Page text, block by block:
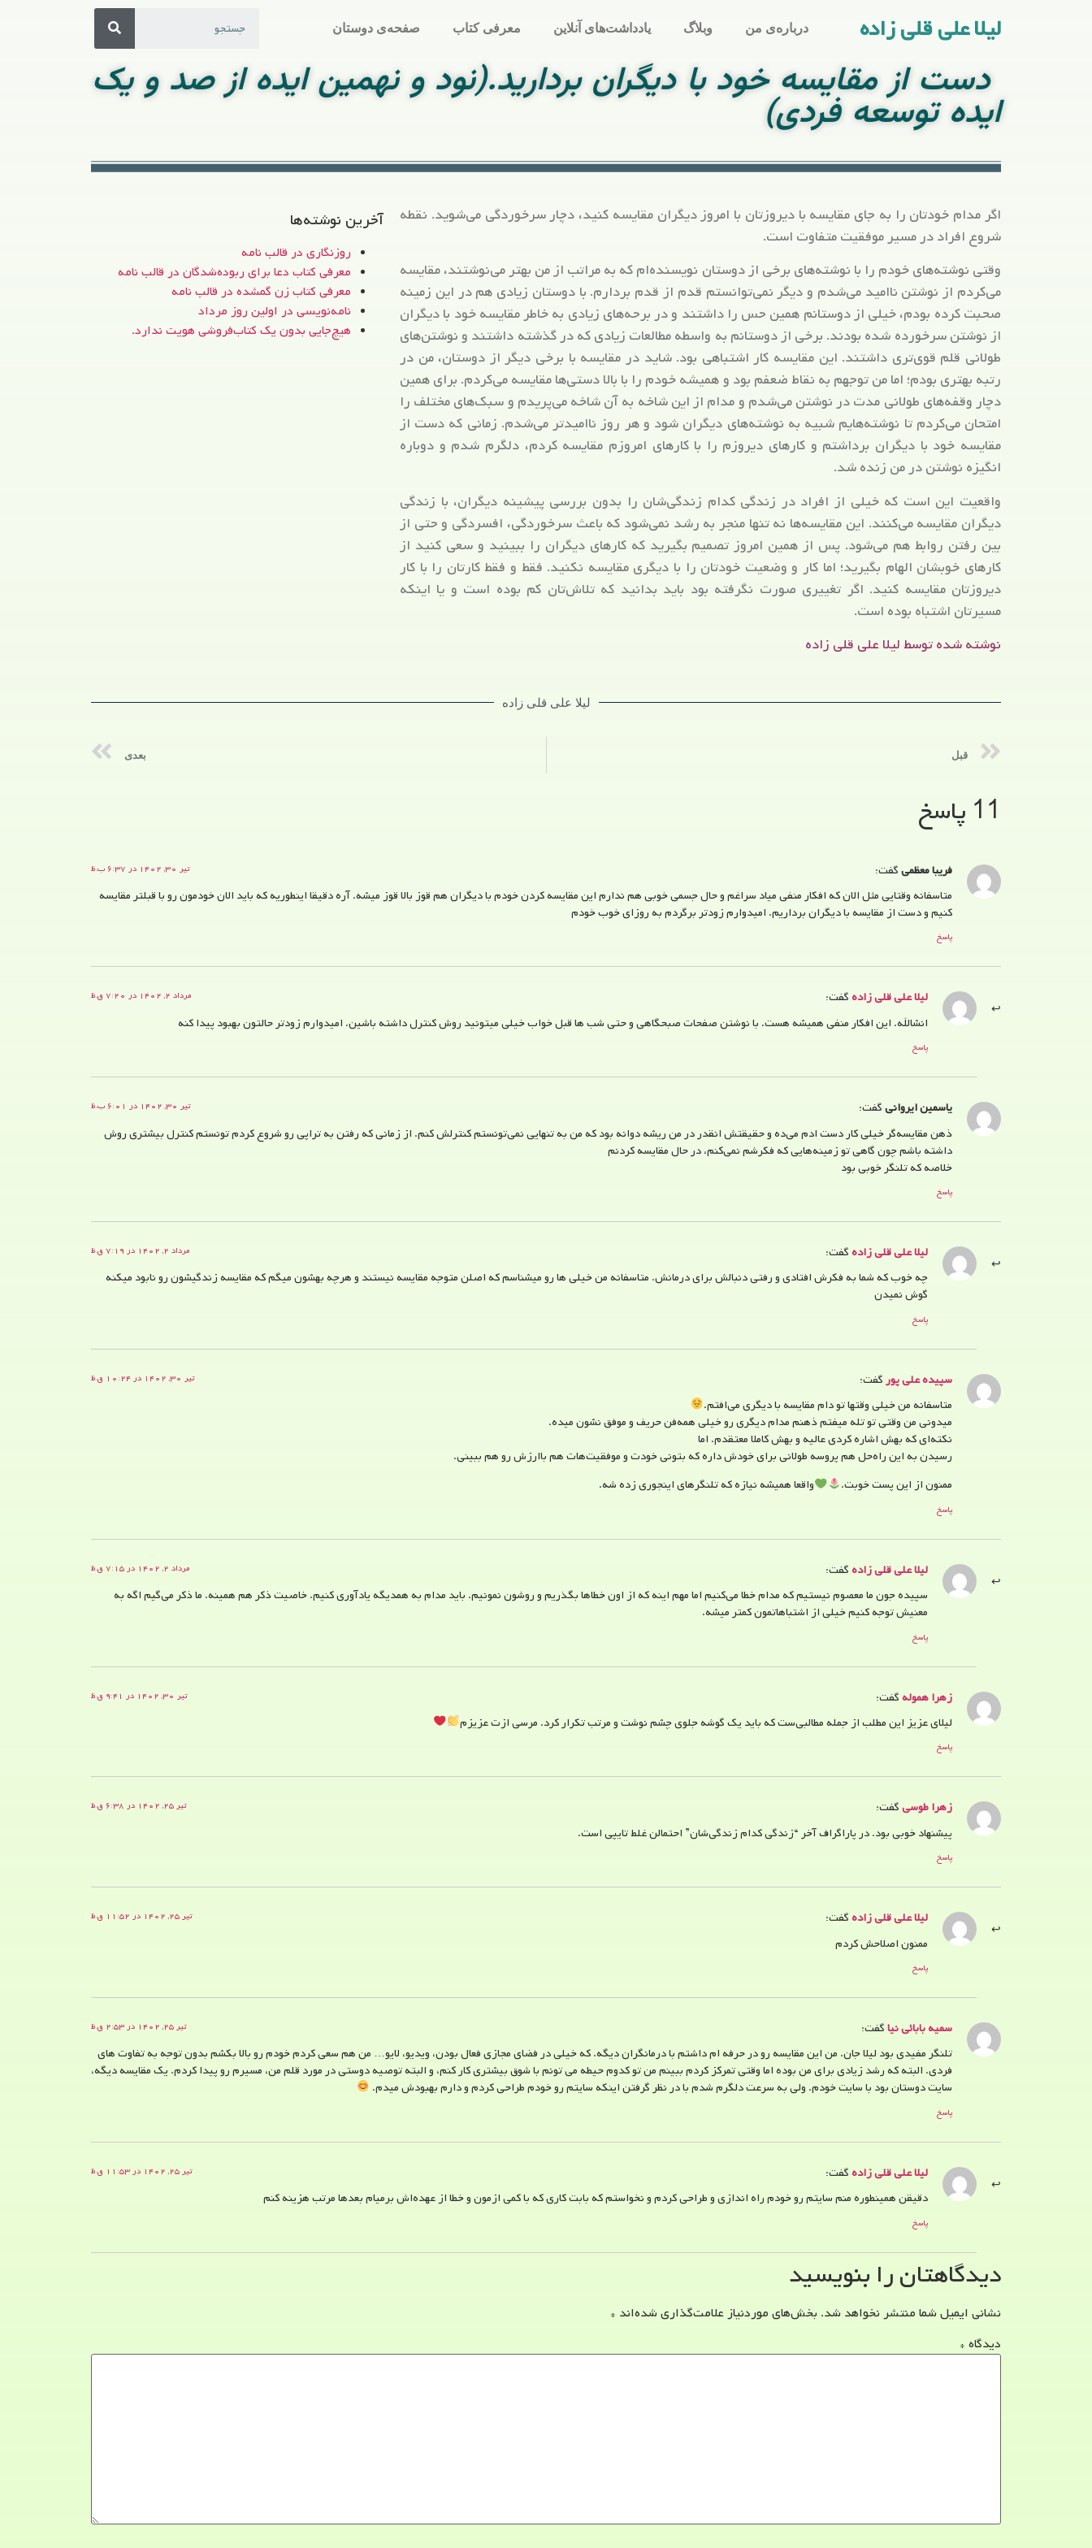
لیلا علی قلی زاده درباره‌ی من وبلاگ یادداشت‌های آنلاین معرفی کتاب صفحه‌ی دوستان
دست از مقایسه خود با دیگران بردارید.(نود و نهمین ایده از صد و یک
ایده توسعه فردی)
اگر مدام خودتان را به جای مقایسه با دیروزتان با امروز دیگران مقایسه کنید، دچار سرخوردگی می‌شوید. نقطه
شروع افراد در مسیر موفقیت متفاوت است.
وقتی نوشته‌های خودم را با نوشته‌های برخی از دوستان نویسنده‌ام که به مراتب از من بهتر می‌نوشتند، مقایسه
می‌کردم از نوشتن نا‌امید می‌شدم و دیگر نمی‌توانستم قدم از قدم بردارم. با دوستان زیادی هم در این زمینه
صحبت کرده بودم، خیلی از دوستانم همین حس را داشتند و در برحه‌های زیادی به خاطر مقایسه خود با دیگران
از نوشتن سرخورده شده بودند. برخی از دوستانم به واسطه مطالعات زیادی که در گذشته داشتند و نوشتن‌های
طولانی قلم قوی‌تری داشتند. این مقایسه کار اشتباهی بود. شاید در مقایسه با برخی دیگر از دوستان، من در
رتبه بهتری بودم؛ اما من توجهم به نقاط ضعفم بود و همیشه خودم را با بالا دستی‌ها مقایسه می‌کردم. برای همین
دچار وقفه‌های طولانی مدت در نوشتن می‌شدم و مدام از این شاخه به آن شاخه می‌پریدم و سبک‌های مختلف را
امتحان می‌کردم تا نوشته‌هایم شبیه به نوشته‌های دیگران شود و هر روز ناامیدتر می‌شدم. زمانی که دست از
مقایسه خود با دیگران برداشتم و کارهای دیروزم را با کارهای امروزم مقایسه کردم، دلگرم شدم و دوباره
انگیزه نوشتن در من زنده شد.
واقعیت این است که خیلی از افراد در زندگی کدام زندگی‌شان را بدون بررسی پیشینه دیگران، با زندگی
دیگران مقایسه می‌کنند. این مقایسه‌ها نه تنها منجر به رشد نمی‌شود که باعث سرخوردگی، افسردگی و حتی از
بین رفتن روابط هم می‌شود. پس از همین امروز تصمیم بگیرید که کارهای دیگران را ببینید و سعی کنید از
کارهای خوبشان الهام بگیرید؛ اما کار و وضعیت خودتان را با دیگری مقایسه نکنید. فقط و فقط کارتان را با کار
دیروزتان مقایسه کنید. اگر تغییری صورت نگرفته بود باید بدانید که تلاش‌تان کم بوده است و یا اینکه
مسیرتان اشتباه بوده است.
نوشته شده توسط لیلا علی قلی زاده
آخرین نوشته‌ها
روزنگاری در قالب نامه
معرفی کتاب دعا برای ربوده‌شدگان در قالب نامه
معرفی کتاب زن‌ گمشده در قالب نامه
نامه‌نویسی در اولین روز مرداد
هیچ‌جایی بدون یک کتاب‌فروشی هویت ندارد.
لیلا علی قلی زاده
قبل بعدی
11 پاسخ
فریبا معظمیگفت: تیر ۳۰, ۱۴۰۲ در ۶:۳۷ ب.ظ
متاسفانه وقتایی مثل الان که افکار منفی میاد سراغم و حال جسمی خوبی هم ندارم این مقايسه کردن خودم با دیگران هم قوز بالا قوز میشه. آره دقیقا اینطوریه که باید الان خودمون رو با قبلتر مقایسه
کنیم و دست از مقايسه با دیگران برداریم. امیدوارم زودتر برگردم به روزای خوب خودم
پاسخ
لیلا علی قلی زادهگفت: مرداد ۲, ۱۴۰۲ در ۷:۲۰ ق.ظ
انشالله. این افکار منفی همیشه هست. با نوشتن صفحات صبحگاهی و حتی شب ها قبل خواب خیلی میتونید روش کنترل داشته باشین. امیدوارم زودتر حالتون بهبود پیدا کنه
پاسخ
یاسمین ایروانیگفت: تیر ۳۰, ۱۴۰۲ در ۶:۰۱ ب.ظ
ذهن مقایسه‌گر خیلی کار دست ادم می‌ده و حقیقتش انقدر در من ریشه دوانه بود که من به تنهایی نمی‌تونستم کنترلش کنم. از زمانی که رفتن به تراپی رو شروع کردم تونستم کنترل بیشتری روش
داشته باشم چون گاهی تو زمینه‌هایی که فکرشم نمی‌کنم، در حال مقایسه کردنم
خلاصه که تلنگر خوبی بود
پاسخ
لیلا علی قلی زادهگفت: مرداد ۲, ۱۴۰۲ در ۷:۱۹ ق.ظ
چه خوب که شما به فکرش افتادی و رفتی دنبالش برای درمانش. متاسفانه من خیلی ها رو میشناسم که اصلن متوجه مقایسه نیستند و هرچه بهشون میگم که مقایسه زندگیشون رو نابود میکنه
گوش نمیدن
پاسخ
سپیده علی پورگفت: تیر ۳۰, ۱۴۰۲ در ۱۰:۲۴ ق.ظ
متاسفانه من خیلی وقتها تو دام مقایسه با دیگری می‌افتم.
میدونی من وقتی تو تله میفتم ذهنم مدام دیگری رو خیلی همه‌فن حریف و موفق نشون میده.
نکته‌ای که بهش اشاره کردی عالیه و بهش کاملا معتقدم. اما
رسیدن به این راه‌حل هم پروسه طولانی برای خودش داره که بتونی خودت و موفقیت‌هات هم باارزش رو هم ببینی.
ممنون از این پست خوبت.
واقعا همیشه نیازه که تلنگرهای اینجوری زده شه.
پاسخ
لیلا علی قلی زادهگفت: مرداد ۲, ۱۴۰۲ در ۷:۱۵ ق.ظ
سپیده جون ما معصوم نیستیم که مدام خطا می‌کنیم اما مهم اینه که از اون خطاها بگذریم و روشون نمونیم. باید مدام به همدیگه یادآوری کنیم. خاصیت ذکر هم همینه. ما ذکر می‌گیم اگه به
معنیش توجه کنیم خیلی از اشتباهاتمون کمتر میشه.
پاسخ
زهرا همولهگفت: تیر ۳۰, ۱۴۰۲ در ۹:۴۱ ق.ظ
لیلای عزیز این مطلب از جمله مطالبی‌ست که باید یک گوشه جلوی چشم نوشت و مرتب تکرار کرد. مرسی ازت عزیزم
پاسخ
زهرا طوسیگفت: تیر ۲۵, ۱۴۰۲ در ۶:۳۸ ق.ظ
پیشنهاد خوبی بود. در پاراگراف آخر “زندگی کدام زندگی‌شان” احتمالن غلط تایپی است.
پاسخ
لیلا علی قلی زادهگفت: تیر ۲۵, ۱۴۰۲ در ۱۱:۵۲ ق.ظ
ممنون اصلاحش کردم
پاسخ
سمیه بابائی نیاگفت: تیر ۲۵, ۱۴۰۲ در ۲:۵۳ ق.ظ
تلنگر مفیدی بود لیلا جان. من این مقایسه رو در حرفه ام داشتم با درمانگران دیگه. که خیلی در فضای مجازی فعال بودن، ویدیو، لایو… من هم سعی کردم خودم رو بالا بکشم بدون توجه به تفاوت های
فردی. البته که رشد زیادی برای من بوده اما وقتی تمرکز کردم ببینم من تو کدوم حیطه می تونم با شوق بیشتری کار کنم، و البته توصیه دوستی در مورد قلم من، مسیرم رو پیدا کردم. یک مقایسه دیگه،
سایت دوستان بود با سایت خودم. ولی به سرعت دلگرم شدم با در نظر گرفتن اینکه سایتم رو خودم طراحی کردم و دارم بهبودش میدم.
پاسخ
لیلا علی قلی زادهگفت: تیر ۲۵, ۱۴۰۲ در ۱۱:۵۳ ق.ظ
دقیقن همینطوره منم سایتم رو خودم راه اندازی و طراحی کردم و نخواستم که بابت کاری که با کمی ازمون و خطا از عهده‌اش برمیام بعدها مرتب هزینه کنم
پاسخ
دیدگاهتان را بنویسید
نشانی ایمیل شما منتشر نخواهد شد. بخش‌های موردنیاز علامت‌گذاری شده‌اند *
دیدگاه *